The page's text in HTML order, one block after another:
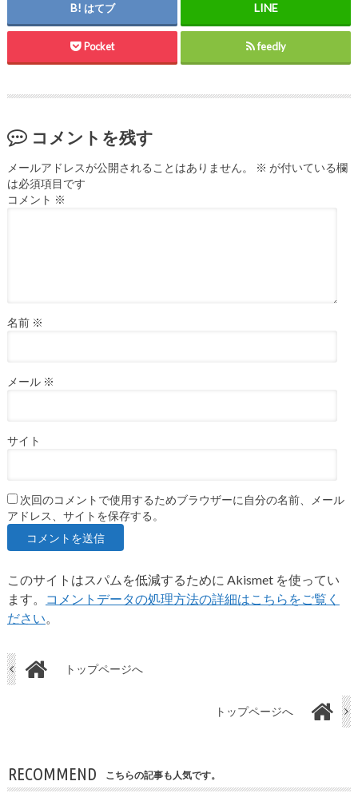
はてブ
Pocket feedly
コメントを残す
メールアドレスが公開されることはありません。 ※ が付いている欄
は必須項目です
コメント ※
名前 ※
メール ※
サイト
次回のコメントで使用するためブラウザーに自分の名前、メール
アドレス、サイトを保存する。
このサイトはスパムを低減するために Akismet を使ってい
ます。
コメントデータの処理方法の詳細はこちらをご覧く
ださい。
トップページへ
トップページへ
RECOMMEND こちらの記事も人気です。